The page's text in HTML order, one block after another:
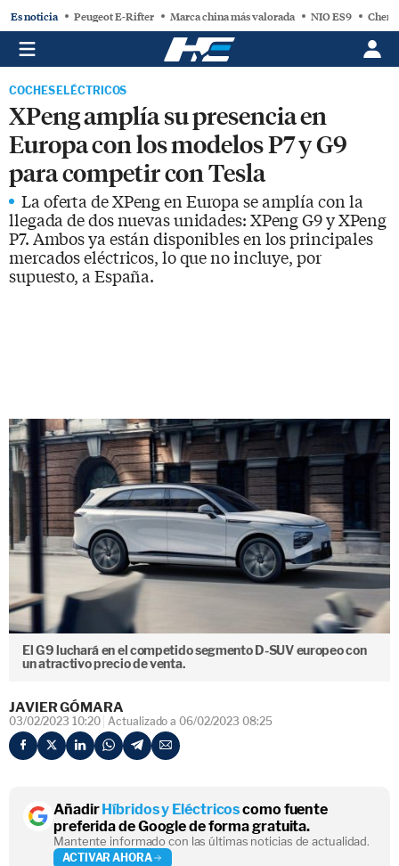
Es noticia Peugeot E-Rifter Marca china más valorada NIO ES9 Chery
COCHES ELÉCTRICOS
XPeng amplía su presencia en
Europa con los modelos P7 y G9
para competir con Tesla
La oferta de XPeng en Europa se amplía con la
llegada de dos nuevas unidades: XPeng G9 y XPeng
P7. Ambos ya están disponibles en los principales
mercados eléctricos, lo que no incluye, por
supuesto, a España.
El G9 luchará en el competido segmento D-SUV europeo con
un atractivo precio de venta.
JAVIER GÓMARA
03/02/2023 10:20 Actualizado a 06/02/2023 08:25
AñadirHíbridos y Eléctricoscomo fuente
preferida de Google de forma gratuita.
Mantente informado con las últimas noticias de actualidad.
ACTIVAR AHORA